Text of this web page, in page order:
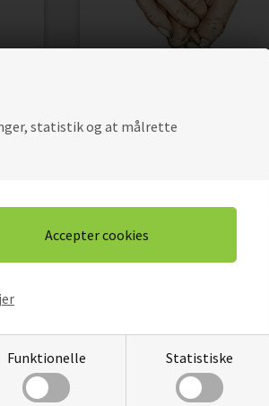
statistik og at målrette
Funktionelle Statistiske
-
FAR, MOR & NYFØDT (FARVER)
69,00 58,65DKK